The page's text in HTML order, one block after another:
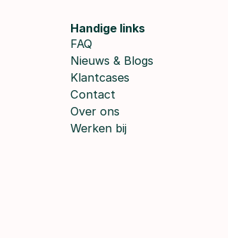
Handige links
FAQ
Nieuws & Blogs
Klantcases
Contact
Over ons
Werken bij